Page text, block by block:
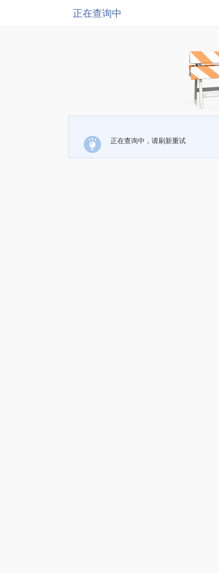
正在查询中
正在查询中，请刷新重试